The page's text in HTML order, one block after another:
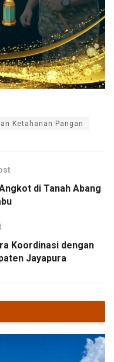
Ketahanan Pangan
di Tanah Abang
Koordinasi dengan
Jayapura